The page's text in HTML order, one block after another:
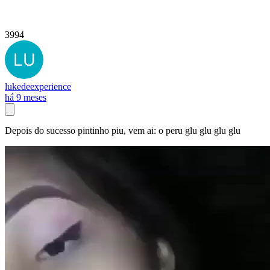
3994
lukedeexperience
há 9 meses
Depois do sucesso pintinho piu, vem ai: o peru glu glu glu glu